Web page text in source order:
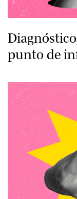
punto de